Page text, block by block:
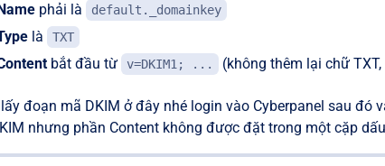
phải là default._domainkey
là TXT
bắt đầu từ v=DKIM1; ... (không thêm lại chữ
đoạn mã DKIM ở đây nhé login vào Cyberpanel sau đó
nhưng phần Content không được đặt trong một cặp